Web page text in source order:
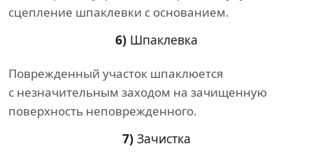
сцепление шпаклевки с основанием.
6) Шпаклевка
Поврежденный участок шпаклюется
с незначительным заходом на зачищенную
поверхность неповрежденного.
7) Зачистка